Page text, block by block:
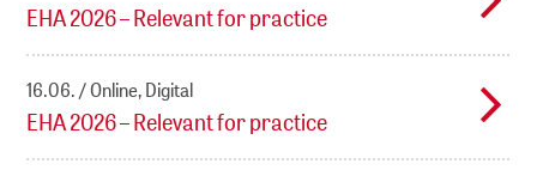
EHA 2026 – Relevant for practice
16.06. Online, Digital
EHA 2026 – Relevant for practice